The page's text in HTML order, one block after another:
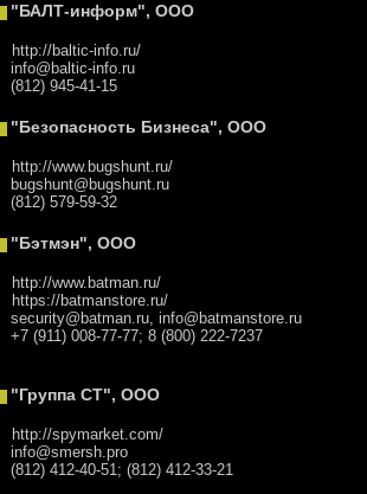
"БАЛТ-информ", ООО
http://baltic-info.ru/
info@baltic-info.ru
(812) 945-41-15
"Безопасность Бизнеса", ООО
http://www.bugshunt.ru/
bugshunt@bugshunt.ru
(812) 579-59-32
"Бэтмэн", ООО
http://www.batman.ru/
https://batmanstore.ru/
security@batman.ru, info@batmanstore.ru
+7 (911) 008-77-77; 8 (800) 222-7237
"Группа СТ", ООО
http://spymarket.com/
info@smersh.pro
(812) 412-40-51; (812) 412-33-21